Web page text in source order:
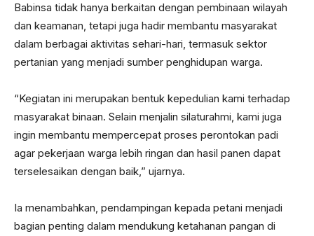
Babinsa tidak hanya berkaitan dengan pembinaan wilayah
dan keamanan, tetapi juga hadir membantu masyarakat
dalam berbagai aktivitas sehari-hari, termasuk sektor
pertanian yang menjadi sumber penghidupan warga.
“Kegiatan ini merupakan bentuk kepedulian kami terhadap
masyarakat binaan. Selain menjalin silaturahmi, kami juga
ingin membantu mempercepat proses perontokan padi
agar pekerjaan warga lebih ringan dan hasil panen dapat
terselesaikan dengan baik,” ujarnya.
Ia menambahkan, pendampingan kepada petani menjadi
bagian penting dalam mendukung ketahanan pangan di